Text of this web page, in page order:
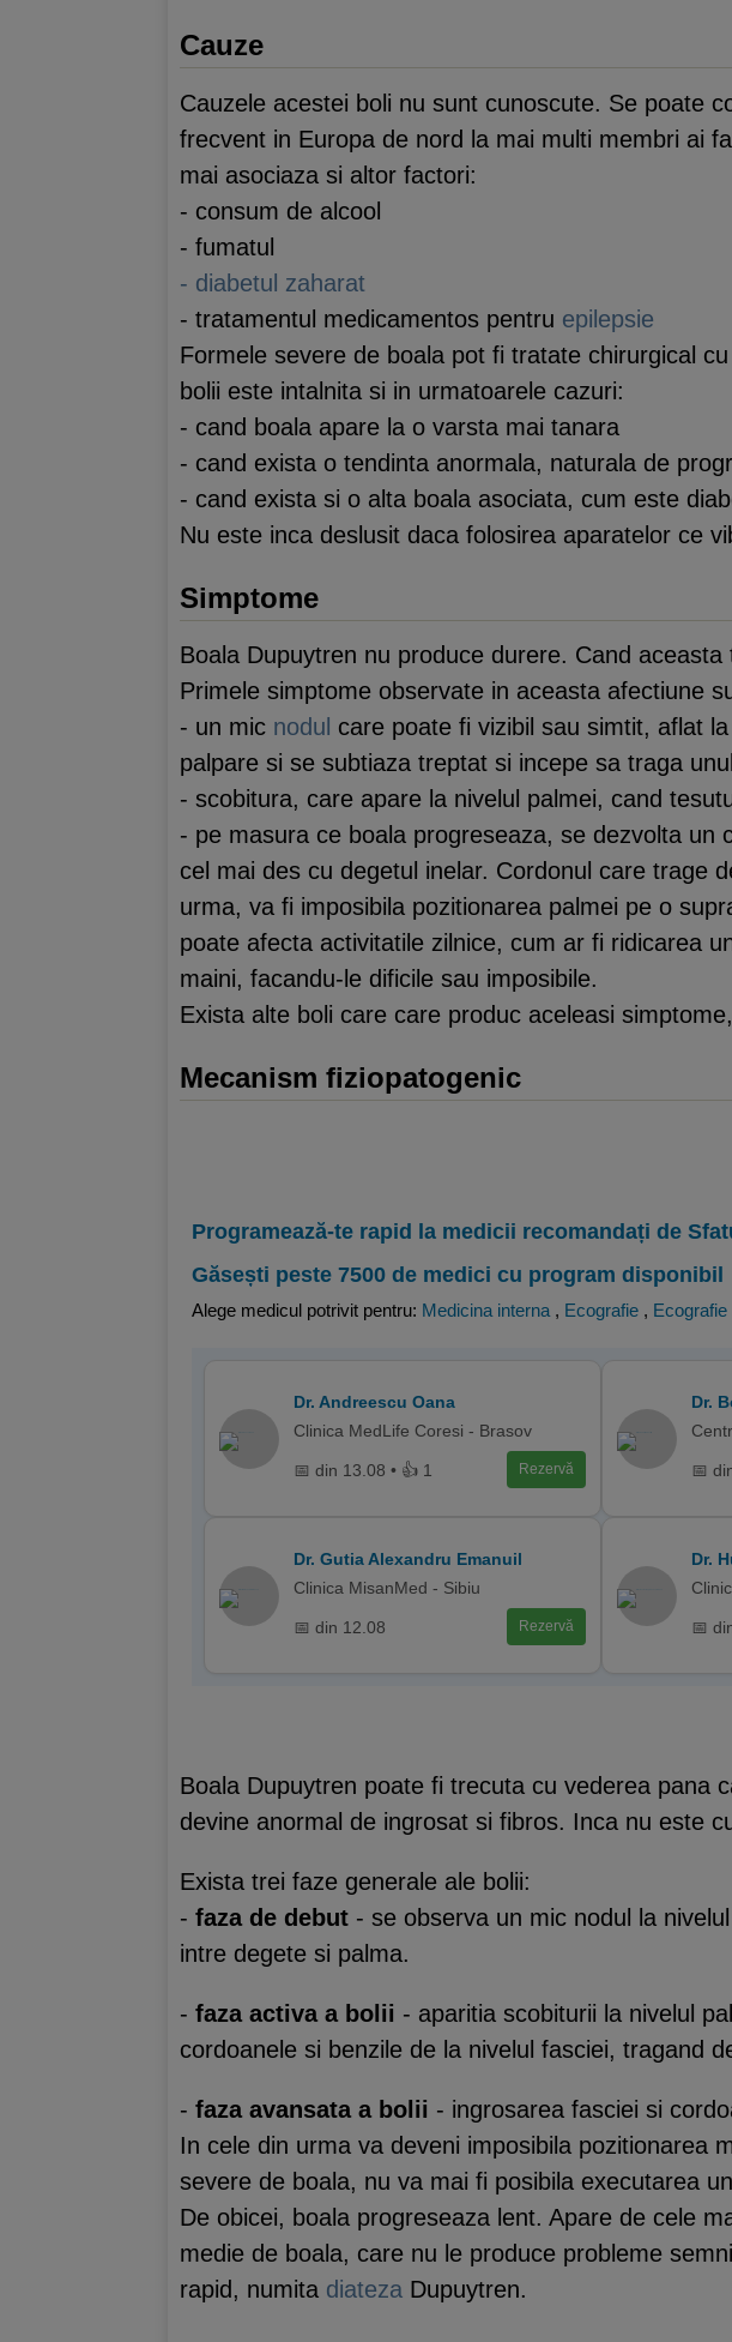
Cauze
Cauzele acestei boli nu sunt cunoscute. Se poate
frecvent in Europa de nord la mai multi membri ai
mai asociaza si altor factori:
- consum de alcool
- fumatul
- diabetul zaharat
- tratamentul medicamentos pentru epilepsie
Formele severe de boala pot fi tratate chirurgical
bolii este intalnita si in urmatoarele cazuri:
- cand boala apare la o varsta mai tanara
- cand exista o tendinta anormala, naturala de
- cand exista si o alta boala asociata, cum este
Nu este inca deslusit daca folosirea aparatelor ce
Simptome
Boala Dupuytren nu produce durere. Cand
Primele simptome observate in aceasta afectiune
- un mic nodul care poate fi vizibil sau simtit, aflat
palpare si se subtiaza treptat si incepe sa traga
- scobitura, care apare la nivelul palmei, cand
- pe masura ce boala progreseaza, se dezvolta un
cel mai des cu degetul inelar. Cordonul care trage
urma, va fi imposibila pozitionarea palmei pe o
poate afecta activitatile zilnice, cum ar fi ridicarea
maini, facandu-le dificile sau imposibile.
Exista alte boli care care produc aceleasi
Mecanism fiziopatogenic
Programează-te rapid la medicii recomandați de
Găsești peste 7500 de medici cu program disponibil
Alege medicul potrivit pentru: Medicina interna , Ecografie ,
Dr. Andreescu Oana
Clinica MedLife Coresi - Brasov
📅 din 13.08 • 👍 1 Rezervă
Dr.
📅
Dr. Gutia Alexandru Emanuil
Clinica MisanMed - Sibiu
📅 din 12.08 Rezervă
Dr.
📅
Boala Dupuytren poate fi trecuta cu vederea pana
devine anormal de ingrosat si fibros. Inca nu este
Exista trei faze generale ale bolii:
- faza de debut - se observa un mic nodul la
intre degete si palma.
- faza activa a bolii - aparitia scobiturii la nivelul
cordoanele si benzile de la nivelul fasciei, tragand
- faza avansata a bolii - ingrosarea fasciei si
In cele din urma va deveni imposibila pozitionarea
severe de boala, nu va mai fi posibila executarea
De obicei, boala progreseaza lent. Apare de cele
medie de boala, care nu le produce probleme
rapid, numita diateza Dupuytren.